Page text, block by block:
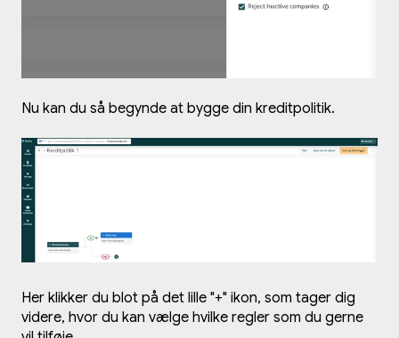
Nu kan du så begynde at bygge din kreditpolitik.
Her klikker du blot på det lille "+" ikon, som tager dig
videre, hvor du kan vælge hvilke regler som du gerne